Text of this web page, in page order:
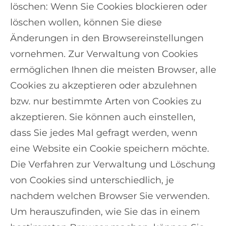
löschen: Wenn Sie Cookies blockieren oder
löschen wollen, können Sie diese
Änderungen in den Browsereinstellungen
vornehmen. Zur Verwaltung von Cookies
ermöglichen Ihnen die meisten Browser, alle
Cookies zu akzeptieren oder abzulehnen
bzw. nur bestimmte Arten von Cookies zu
akzeptieren. Sie können auch einstellen,
dass Sie jedes Mal gefragt werden, wenn
eine Website ein Cookie speichern möchte.
Die Verfahren zur Verwaltung und Löschung
von Cookies sind unterschiedlich, je
nachdem welchen Browser Sie verwenden.
Um herauszufinden, wie Sie das in einem